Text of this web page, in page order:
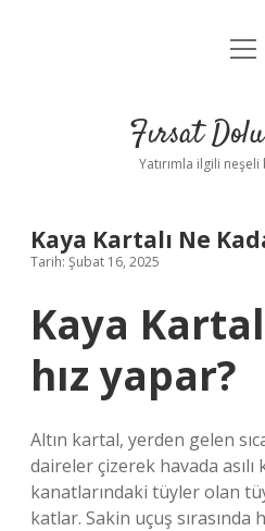
Gizlilik
Yasal
Fırsat
Yatırımla ilgili
Kaya Kartalı Ne
Tarih: Şubat 16, 2025
Kaya
hız yapar?
Altın kartal, yerden gelen
daireler çizerek havada asılı
kanatlarındaki tüyler olan
katlar. Sakin uçuş sırasında